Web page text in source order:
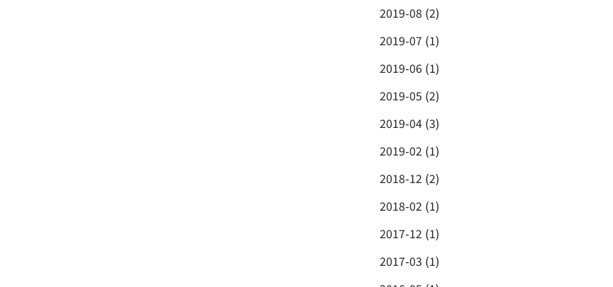
2019-08 (2)
2019-07 (1)
2019-06 (1)
2019-05 (2)
2019-04 (3)
2019-02 (1)
2018-12 (2)
2018-02 (1)
2017-12 (1)
2017-03 (1)